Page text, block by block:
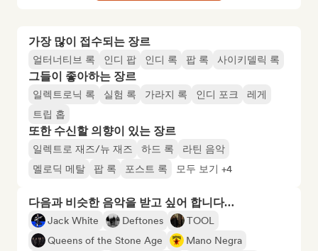
가장 많이 접수되는 장르
얼터너티브 록 인디 팝 인디 록 팝 록 사이키델릭 록
그들이 좋아하는 장르
일렉트로닉 록 실험 록 가라지 록 인디 포크
레게
트립 홉
또한 수신할 의향이 있는 장르
일렉트로 재즈/뉴 재즈 하드 록
라틴 음악
멜로딕 메탈
팝 록 포스트 록 모두 보기 +4
다음과 비슷한 음악을 받고 싶어 합니다…
Jack White Deftones
TOOL
Queens of the Stone Age
Mano Negra